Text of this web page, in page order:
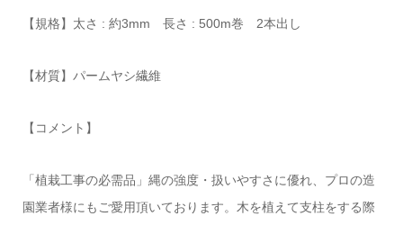
【規格】太さ : 約3mm 長さ : 500m巻 2本出し
【材質】パームヤシ繊維
【コメント】
「植栽工事の必需品」縄の強度・扱いやすさに優れ、プロの造
園業者様にもご愛用頂いております。木を植えて支柱をする際